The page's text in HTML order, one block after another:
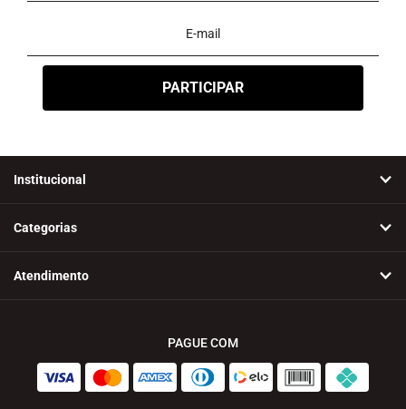
Institucional
Categorias
Atendimento
PAGUE COM